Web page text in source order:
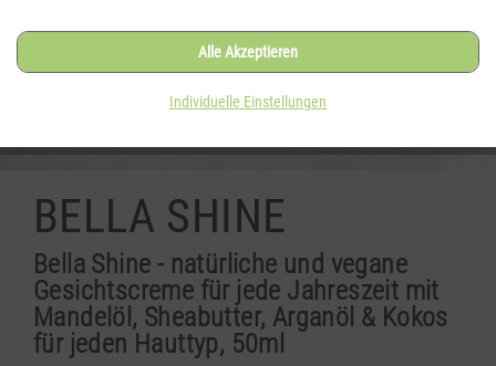
BELLA SHINE
Bella Shine - natürliche und vegane
Gesichtscreme für jede Jahreszeit mit
Mandelöl, Sheabutter, Arganöl & Kokos
für jeden Hauttyp, 50ml
Individuelle Einstellungen
Alle Akzeptieren